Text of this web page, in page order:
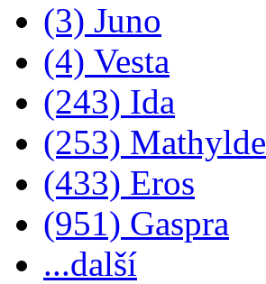
(3) Juno
(4) Vesta
(243) Ida
(253) Mathylde
(433) Eros
(951) Gaspra
...další